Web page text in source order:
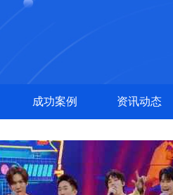
成功案例 资讯动态